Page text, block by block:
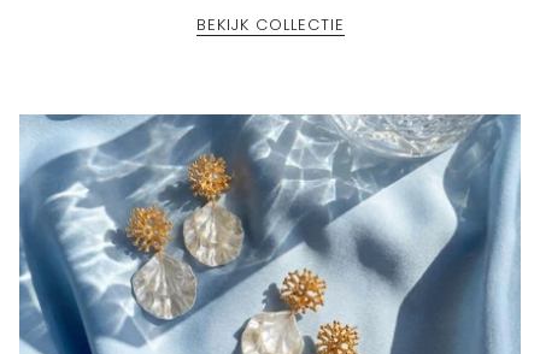
BEKIJK COLLECTIE